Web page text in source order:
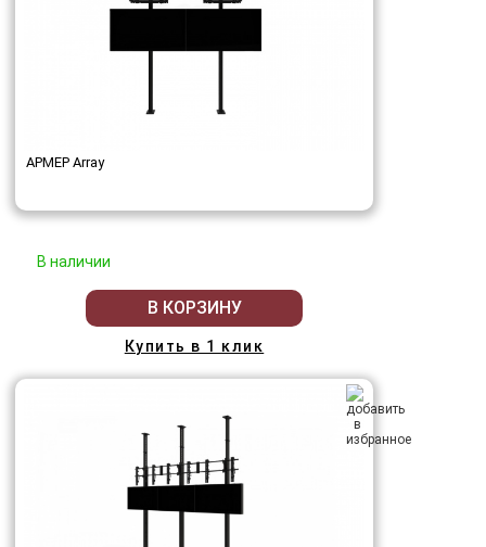
АРМЕР Array
В наличии
В КОРЗИНУ
Купить в 1 клик